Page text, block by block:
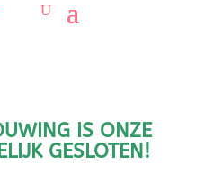
IS ONZE
GESLOTEN!